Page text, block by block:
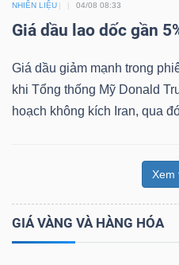
NHIÊN LIỆU 04/08 08:33
Giá dầu lao dốc gần
Giá dầu giảm mạnh trong
khi Tổng thống Mỹ Donald
hoạch không kích Iran, qua
Xem
GIÁ VÀNG VÀ HÀNG HÓA